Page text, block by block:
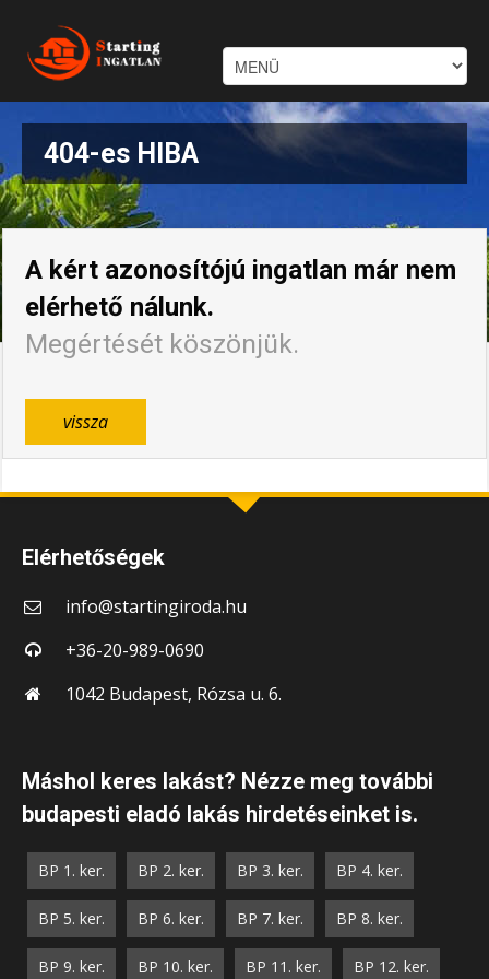
404-es HIBA
A kért azonosítójú ingatlan már nem
elérhető nálunk.
Megértését köszönjük.
vissza
Elérhetőségek
info@startingiroda.hu
+36-20-989-0690
1042 Budapest, Rózsa u. 6.
Máshol keres lakást? Nézze meg további
budapesti eladó lakás hirdetéseinket is.
BP 1. ker. BP 2. ker. BP 3. ker. BP 4. ker.
BP 5. ker. BP 6. ker. BP 7. ker. BP 8. ker.
BP 9. ker. BP 10. ker. BP 11. ker. BP 12. ker.